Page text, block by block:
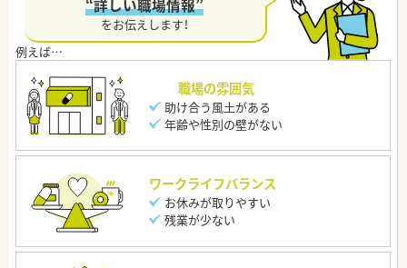
“詳しい職場情報”
をお伝えします！
職場の雰囲気
助け合う風土がある
年齢や性別の壁がない
ワークライフバランス
お休みが取りやすい
残業が少ない